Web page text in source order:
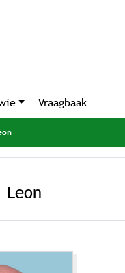
Vraagbaak
Leon